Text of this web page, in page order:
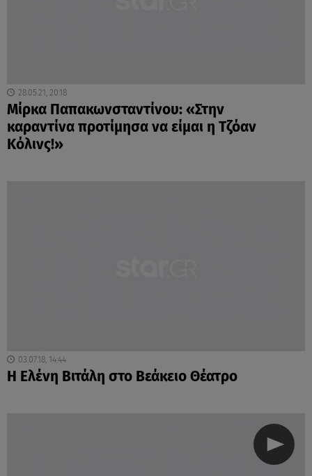
28.05.21, 20:18
Μίρκα Παπακωνσταντίνου: «Στην
καραντίνα προτίμησα να είμαι η Τζόαν
Κόλινς!»
03.07.18, 14:44
Η Ελένη Βιτάλη στο Βεάκειο Θέατρο